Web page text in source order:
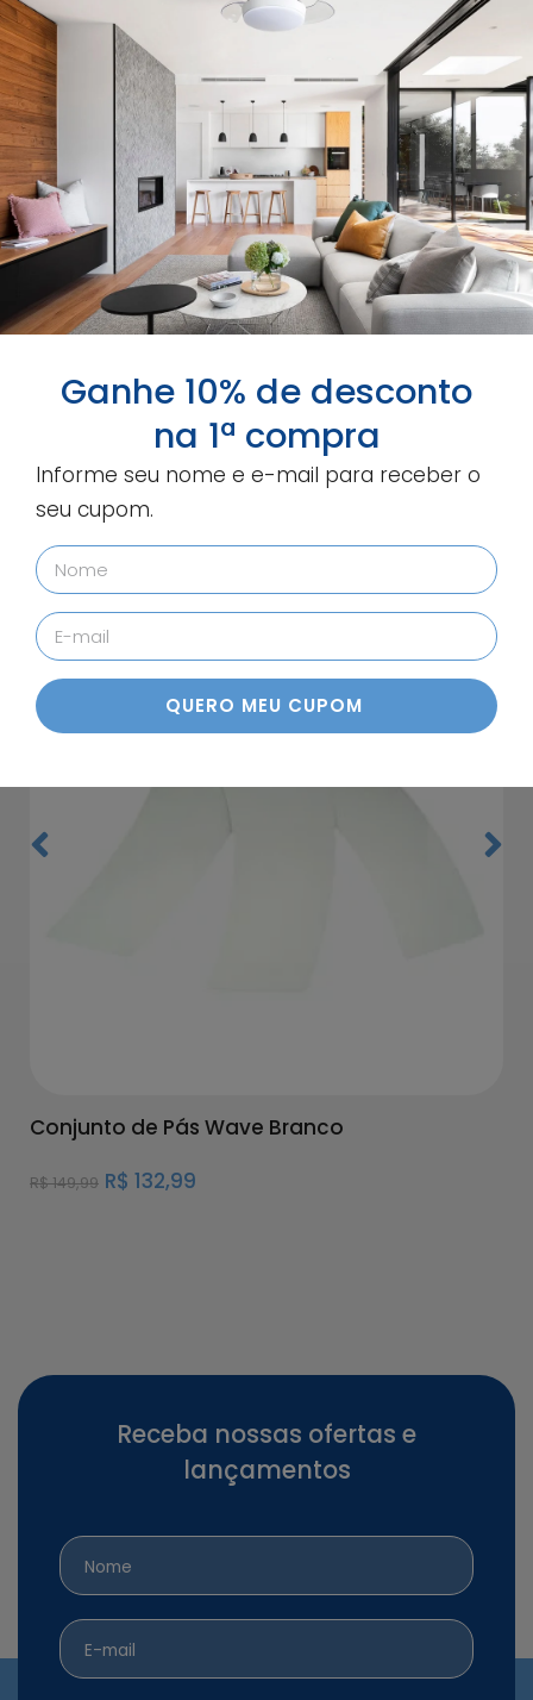
maior que o padrão, como posso
instalar o meu ventilador de teto Aliseu
na altura correta?
Todos os produtos Aliseu possuem
garantia?
Posso instalar um controle tipo dimmer
no meu ventilador Aliseu?
Produtos relacionados
11%
Conjunto de Pás Wave Branco
R$149,99 R$ 132,99
Receba nossas ofertas e
lançamentos
Ganhe 10% de desconto
na 1ª compra
Informe seu nome e e-mail para receber o
seu cupom.